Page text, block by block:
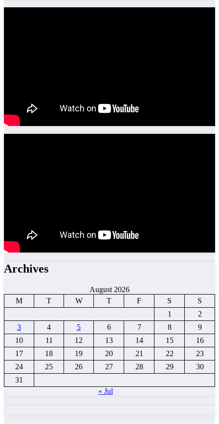
Archives
August 2026
M
T W T F S
S
1
2
3
4 5 6 7 8
9
10
11 12 13 14 15
16
17
18 19 20 21 22
23
24
25 26 27 28 29
30
31
« Jul